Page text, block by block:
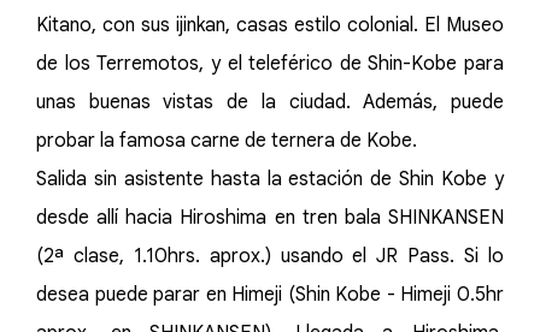
Kitano, con sus ijinkan, casas estilo colonial. El Museo
de los Terremotos, y el teleférico de Shin-Kobe para
unas buenas vistas de la ciudad. Además, puede
probar la famosa carne de ternera de Kobe.
Salida sin asistente hasta la estación de Shin Kobe y
desde allí hacia Hiroshima en tren bala SHINKANSEN
(2ª clase, 1.10hrs. aprox.) usando el JR Pass. Si lo
desea puede parar en Himeji (Shin Kobe - Himeji 0.5hr